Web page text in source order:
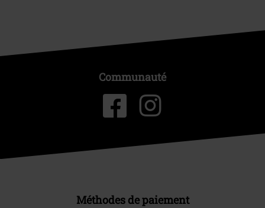
Communauté
Méthodes de paiement